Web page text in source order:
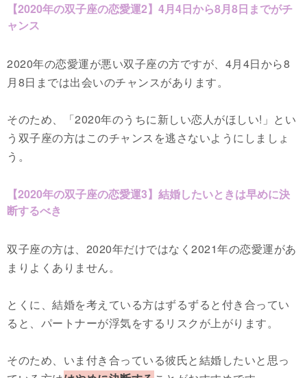
【2020年の双子座の恋愛運2】4月4日から8月8日までがチ
ャンス
2020年の恋愛運が悪い双子座の方ですが、4月4日から8
月8日までは出会いのチャンスがあります。
そのため、「2020年のうちに新しい恋人がほしい!」とい
う双子座の方はこのチャンスを逃さないようにしましょ
う。
【2020年の双子座の恋愛運3】結婚したいときは早めに決
断するべき
双子座の方は、2020年だけではなく2021年の恋愛運があ
まりよくありません。
とくに、結婚を考えている方はずるずると付き合ってい
ると、パートナーが浮気をするリスクが上がります。
そのため、いま付き合っている彼氏と結婚したいと思っ